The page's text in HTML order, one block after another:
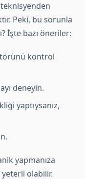
Peki, bu sorunla
İşte bazı öneriler:
kontrol
deneyin.
yaptıysanız,
yapmanıza
olabilir.